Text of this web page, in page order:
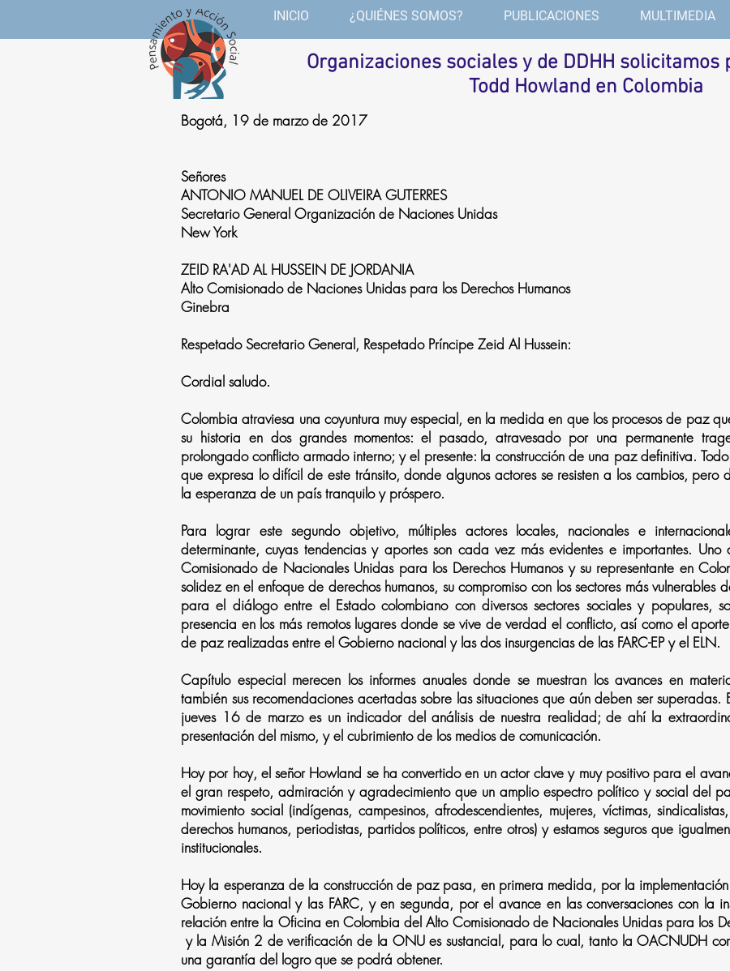
INICIO ¿QUIÉNES SOMOS? PUBLICACIONES MULTIMEDIA
Organizaciones sociales y de DDHH solicitamos
Todd Howland en Colombia
Bogotá, 19 de marzo de 2017
Señores
ANTONIO MANUEL DE OLIVEIRA GUTERRES
Secretario General Organización de Naciones Unidas
New York
ZEID RA'AD AL HUSSEIN DE JORDANIA
Alto Comisionado de Naciones Unidas para los Derechos Humanos
Ginebra
Respetado Secretario General, Respetado Príncipe Zeid Al Hussein:
Cordial saludo.
Colombia atraviesa una coyuntura muy especial, en la medida en que los procesos de paz
su historia en dos grandes momentos: el pasado, atravesado por una permanente
prolongado conflicto armado interno; y el presente: la construcción de una paz definitiva.
que expresa lo difícil de este tránsito, donde algunos actores se resisten a los cambios, pero
la esperanza de un país tranquilo y próspero.
Para lograr este segundo objetivo, múltiples actores locales, nacionales e
determinante, cuyas tendencias y aportes son cada vez más evidentes e importantes.
Comisionado de Nacionales Unidas para los Derechos Humanos y su representante en
solidez en el enfoque de derechos humanos, su compromiso con los sectores más vulnerables
para el diálogo entre el Estado colombiano con diversos sectores sociales y populares,
presencia en los más remotos lugares donde se vive de verdad el conflicto, así como el
de paz realizadas entre el Gobierno nacional y las dos insurgencias de las FARC-EP y el ELN.
Capítulo especial merecen los informes anuales donde se muestran los avances en
también sus recomendaciones acertadas sobre las situaciones que aún deben ser
jueves 16 de marzo es un indicador del análisis de nuestra realidad; de ahí la
presentación del mismo, y el cubrimiento de los medios de comunicación.
Hoy por hoy, el señor Howland se ha convertido en un actor clave y muy positivo para el
el gran respeto, admiración y agradecimiento que un amplio espectro político y social del
movimiento social (indígenas, campesinos, afrodescendientes, mujeres, víctimas,
derechos humanos, periodistas, partidos políticos, entre otros) y estamos seguros que
institucionales.
Hoy la esperanza de la construcción de paz pasa, en primera medida, por la
Gobierno nacional y las FARC, y en segunda, por el avance en las conversaciones con la
relación entre la Oficina en Colombia del Alto Comisionado de Nacionales Unidas para los
y la Misión 2 de verificación de la ONU es sustancial, para lo cual, tanto la OACNUDH
una garantía del logro que se podrá obtener.